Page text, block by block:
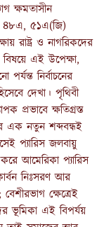
ক্ষমতাসীন
৪৮এ, ৫১এ(জি)
রাষ্ট্র ও নাগরিকদের
বিষয়ে এই উপেক্ষা,
নির্বাচনের
দেখা। পৃথিবী
প্রভাবে ক্ষতিগ্রস্ত
এক নতুন শব্দবন্ধই
প্যারিস জলবায়ু
আমেরিকা প্যারিস
নিঃসরণ আর
ক্ষেত্রেই
ভূমিকা এই বিপর্যয়